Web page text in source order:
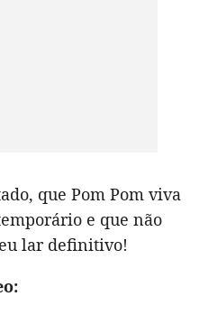
que Pom Pom viva
e que não
lar definitivo!